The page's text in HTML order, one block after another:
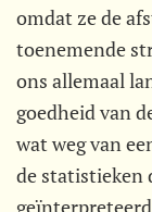
omdat ze de
toenemende
ons allemaal
goedheid van
wat weg van
de statistieken